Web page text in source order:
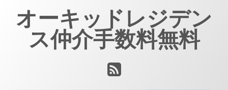
オーキッドレジデン
ス仲介手数料無料
RSS